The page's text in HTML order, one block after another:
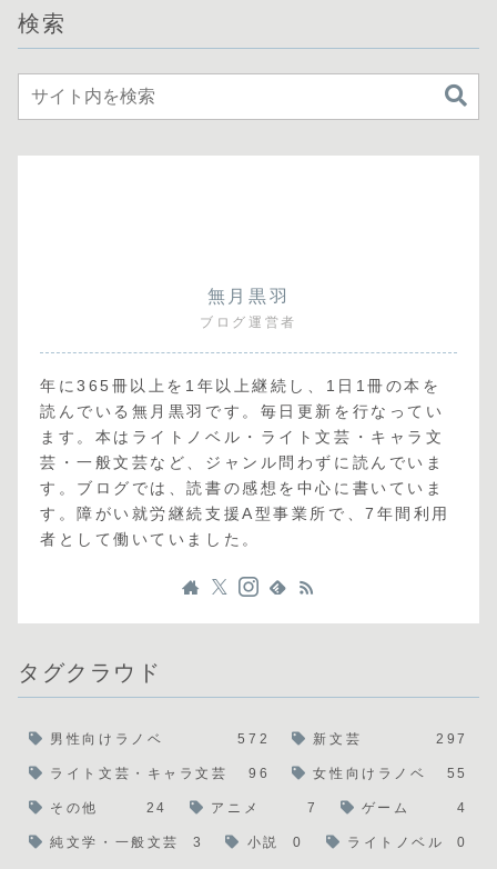
検索
無月黒羽
ブログ運営者
年に365冊以上を1年以上継続し、1日1冊の本を
読んでいる無月黒羽です。毎日更新を行なってい
ます。本はライトノベル・ライト文芸・キャラ文
芸・一般文芸など、ジャンル問わずに読んでいま
す。ブログでは、読書の感想を中心に書いていま
す。障がい就労継続支援A型事業所で、7年間利用
者として働いていました。
タグクラウド
男性向けラノベ 572 新文芸 297
ライト文芸・キャラ文芸 96 女性向けラノベ 55
その他 24 アニメ 7 ゲーム 4
純文学・一般文芸 3 小説 0 ライトノベル 0